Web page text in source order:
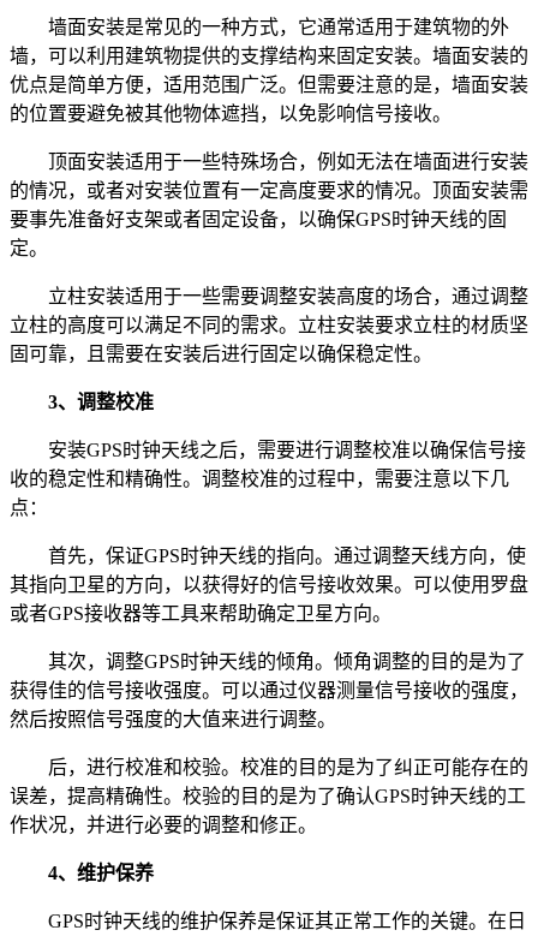
墙面安装是常见的一种方式，它通常适用于建筑物的外
墙，可以利用建筑物提供的支撑结构来固定安装。墙面安装的
优点是简单方便，适用范围广泛。但需要注意的是，墙面安装
的位置要避免被其他物体遮挡，以免影响信号接收。
顶面安装适用于一些特殊场合，例如无法在墙面进行安装
的情况，或者对安装位置有一定高度要求的情况。顶面安装需
要事先准备好支架或者固定设备，以确保GPS时钟天线的固
定。
立柱安装适用于一些需要调整安装高度的场合，通过调整
立柱的高度可以满足不同的需求。立柱安装要求立柱的材质坚
固可靠，且需要在安装后进行固定以确保稳定性。
3、调整校准
安装GPS时钟天线之后，需要进行调整校准以确保信号接
收的稳定性和精确性。调整校准的过程中，需要注意以下几
点：
首先，保证GPS时钟天线的指向。通过调整天线方向，使
其指向卫星的方向，以获得好的信号接收效果。可以使用罗盘
或者GPS接收器等工具来帮助确定卫星方向。
其次，调整GPS时钟天线的倾角。倾角调整的目的是为了
获得佳的信号接收强度。可以通过仪器测量信号接收的强度，
然后按照信号强度的大值来进行调整。
后，进行校准和校验。校准的目的是为了纠正可能存在的
误差，提高精确性。校验的目的是为了确认GPS时钟天线的工
作状况，并进行必要的调整和修正。
4、维护保养
GPS时钟天线的维护保养是保证其正常工作的关键。在日